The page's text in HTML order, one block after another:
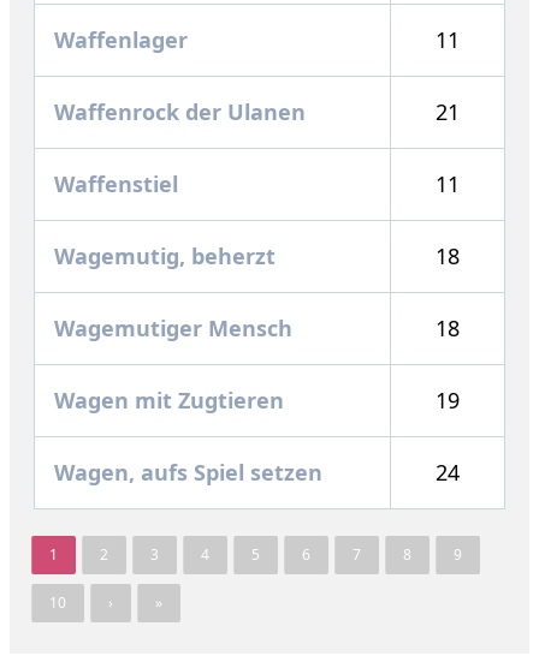
Waffenlager 11
Waffenrock der Ulanen 21
Waffenstiel 11
Wagemutig, beherzt 18
Wagemutiger Mensch 18
Wagen mit Zugtieren 19
Wagen, aufs Spiel setzen 24
1 2 3 4 5 6 7 8 9
10 › »